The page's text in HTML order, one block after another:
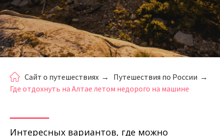
Сайт о путешествиях → Путешествия по России →
Где отдохнуть на Алтае летом недорого на машине
Интересных вариантов, где можно